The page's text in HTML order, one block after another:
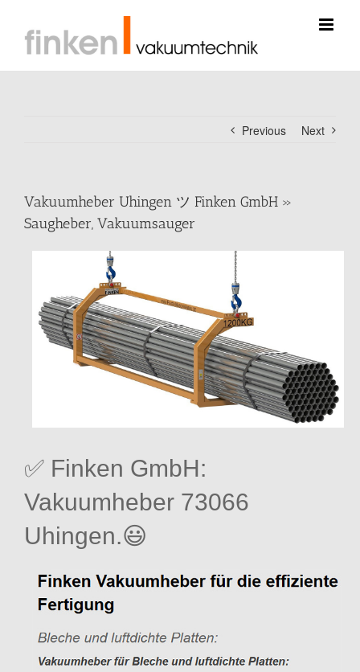
content
Previous Next
Vakuumheber Uhingen ツ Finken GmbH »
Saugheber, Vakuumsauger
✅ Finken GmbH:
Vakuumheber 73066
Uhingen.😃